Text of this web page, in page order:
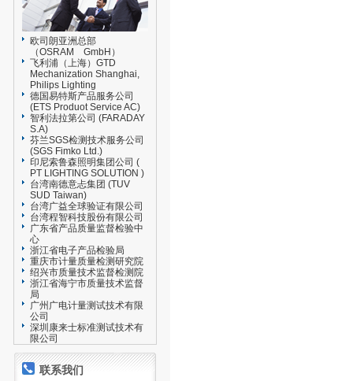
欧司朗亚洲总部
（OSRAM GmbH）
飞利浦（上海）GTD
Mechanization Shanghai,
Philips Lighting
德国易特斯产品服务公司
(ETS Produot Service AC)
智利法拉第公司 (FARADAY
S.A)
芬兰SGS检测技术服务公司
(SGS Fimko Ltd.)
印尼索鲁森照明集团公司 (
PT LIGHTING SOLUTION )
台湾南德意忐集团 (TUV
SUD Taiwan)
台湾广益全球验证有限公司
台湾程智科技股份有限公司
广东省产品质量监督检验中
心
浙江省电子产品检验局
重庆市计量质量检测研究院
绍兴市质量技术监督检测院
浙江省海宁市质量技术监督
局
广州广电计量测试技术有限
公司
深圳康来士标准测试技术有
限公司
联系我们